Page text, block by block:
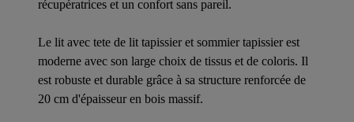
récupératrices et un confort sans pareil.
Le lit avec tete de lit tapissier et sommier tapissier est
moderne avec son large choix de tissus et de coloris. Il
est robuste et durable grâce à sa structure renforcée de
20 cm d'épaisseur en bois massif.